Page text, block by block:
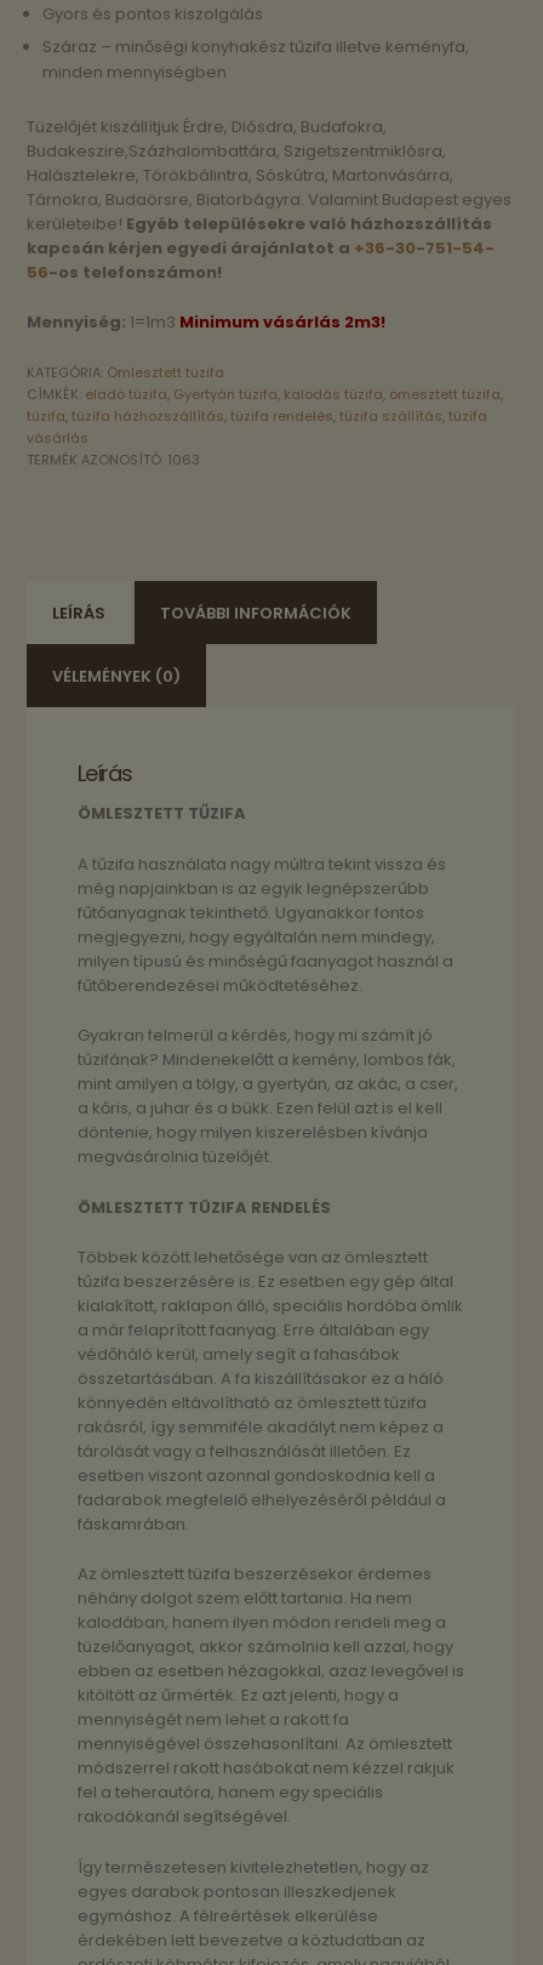
Gyors és pontos kiszolgálás
Száraz – minőségi konyhakész tűzifa illetve keményfa,
minden mennyiségben
Tüzelőjét kiszállítjuk Érdre, Diósdra, Budafokra,
Budakeszire,Százhalombattára, Szigetszentmiklósra,
Halásztelekre, Törökbálintra, Sóskútra, Martonvásárra,
Tárnokra, Budaörsre, Biatorbágyra. Valamint Budapest egyes
kerületeibe! Egyéb településekre való házhozszállítás
kapcsán kérjen egyedi árajánlatot a +36-30-751-54-
56-os telefonszámon!
Mennyiség: 1=1m3 Minimum vásárlás 2m3!
KATEGÓRIA: Ömlesztett tüzifa
CÍMKÉK: eladó tüzifa, Gyertyán tüzifa, kalodás tüzifa, ömesztett tüzifa,
tüzifa,tüzifa házhozszállítás,tüzifa rendelés,tüzifa szállítás,tüzifa
vásárlás
TERMÉK AZONOSÍTÓ: 1063
LEÍRÁS TOVÁBBI INFORMÁCIÓK
VÉLEMÉNYEK (0)
Leírás
ÖMLESZTETT TŰZIFA
A tűzifa használata nagy múltra tekint vissza és
még napjainkban is az egyik legnépszerűbb
fűtőanyagnak tekinthető. Ugyanakkor fontos
megjegyezni, hogy egyáltalán nem mindegy,
milyen típusú és minőségű faanyagot használ a
fűtőberendezései működtetéséhez.
Gyakran felmerül a kérdés, hogy mi számít jó
tűzifának? Mindenekelőtt a kemény, lombos fák,
mint amilyen a tölgy, a gyertyán, az akác, a cser,
a kőris, a juhar és a bükk. Ezen felül azt is el kell
döntenie, hogy milyen kiszerelésben kívánja
megvásárolnia tüzelőjét.
ÖMLESZTETT TÜZIFA RENDELÉS
Többek között lehetősége van az ömlesztett
tűzifa beszerzésére is. Ez esetben egy gép által
kialakított, raklapon álló, speciális hordóba ömlik
a már felaprított faanyag. Erre általában egy
védőháló kerül, amely segít a fahasábok
összetartásában. A fa kiszállításakor ez a háló
könnyedén eltávolítható az ömlesztett tűzifa
rakásról, így semmiféle akadályt nem képez a
tárolását vagy a felhasználását illetően. Ez
esetben viszont azonnal gondoskodnia kell a
fadarabok megfelelő elhelyezéséről például a
fáskamrában.
Az ömlesztett tüzifa beszerzésekor érdemes
néhány dolgot szem előtt tartania. Ha nem
kalodában, hanem ilyen módon rendeli meg a
tüzelőanyagot, akkor számolnia kell azzal, hogy
ebben az esetben hézagokkal, azaz levegővel is
kitöltött az űrmérték. Ez azt jelenti, hogy a
mennyiségét nem lehet a rakott fa
mennyiségével összehasonlítani. Az ömlesztett
módszerrel rakott hasábokat nem kézzel rakjuk
fel a teherautóra, hanem egy speciális
rakodókanál segítségével.
Így természetesen kivitelezhetetlen, hogy az
egyes darabok pontosan illeszkedjenek
egymáshoz. A félreértések elkerülése
érdekében lett bevezetve a köztudatban az